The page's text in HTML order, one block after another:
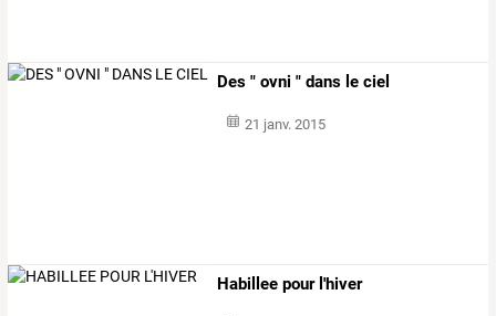
Des " ovni " dans le ciel
21 janv. 2015
Habillee pour l'hiver